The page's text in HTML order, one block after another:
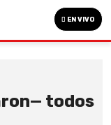
EN VIVO
todos